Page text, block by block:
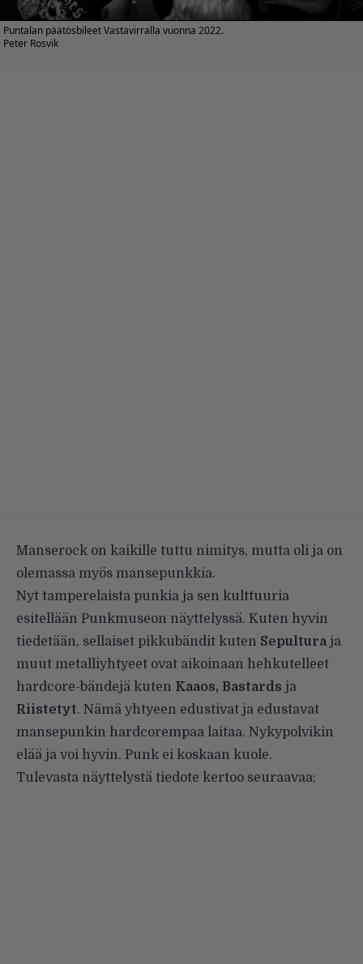
Puntalan päätösbileet Vastavirralla vuonna 2022.
Peter Rosvik
Manserock on kaikille tuttu nimitys, mutta oli ja on
olemassa myös mansepunkkia.
Nyt tamperelaista punkia ja sen kulttuuria
esitellään Punkmuseon näyttelyssä. Kuten hyvin
tiedetään, sellaiset pikkubändit kuten Sepulturaja
muut metalliyhtyeet ovat aikoinaan hehkutelleet
hardcore-bändejä kuten Kaaos, Bastards ja
Riistetyt. Nämä yhtyeen edustivat ja edustavat
mansepunkin hardcorempaa laitaa. Nykypolvikin
elää ja voi hyvin. Punk ei koskaan kuole.
Tulevasta näyttelystä tiedote kertoo seuraavaa: